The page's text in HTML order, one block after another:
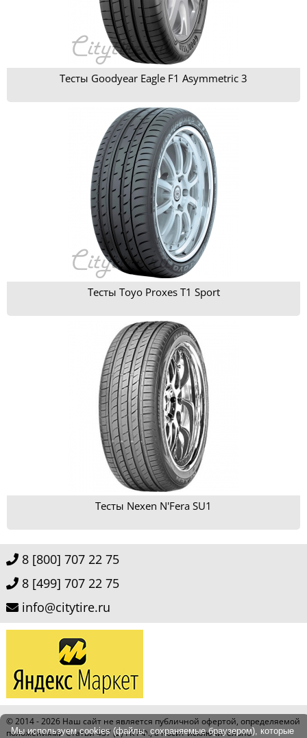
Тесты Goodyear Eagle F1 Asymmetric 3
Тесты Toyo Proxes T1 Sport
Тесты Nexen N'Fera SU1
8 [800] 707 22 75
8 [499] 707 22 75
info@citytire.ru
© 2014 - 2026 Наш сайт не является публичной офертой, определяемой
положениями Статьи 437 (2) ГК РФ., а носит исключительно
Мы используем cookies (файлы, сохраняемые браузером), которые